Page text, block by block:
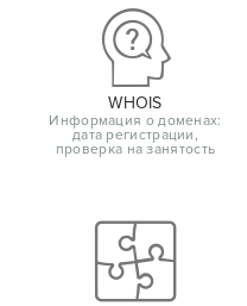
WHOIS
Информация о доменах:
дата регистрации,
проверка на занятость